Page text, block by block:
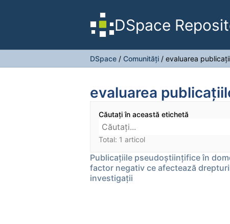
DSpace
DSpace / Comunități / evaluarea
evaluarea
Căutați în această etichetă
Total: 1 articol
Publicațiile pseudoștiințifice în
factor negativ ce afectează
investigații